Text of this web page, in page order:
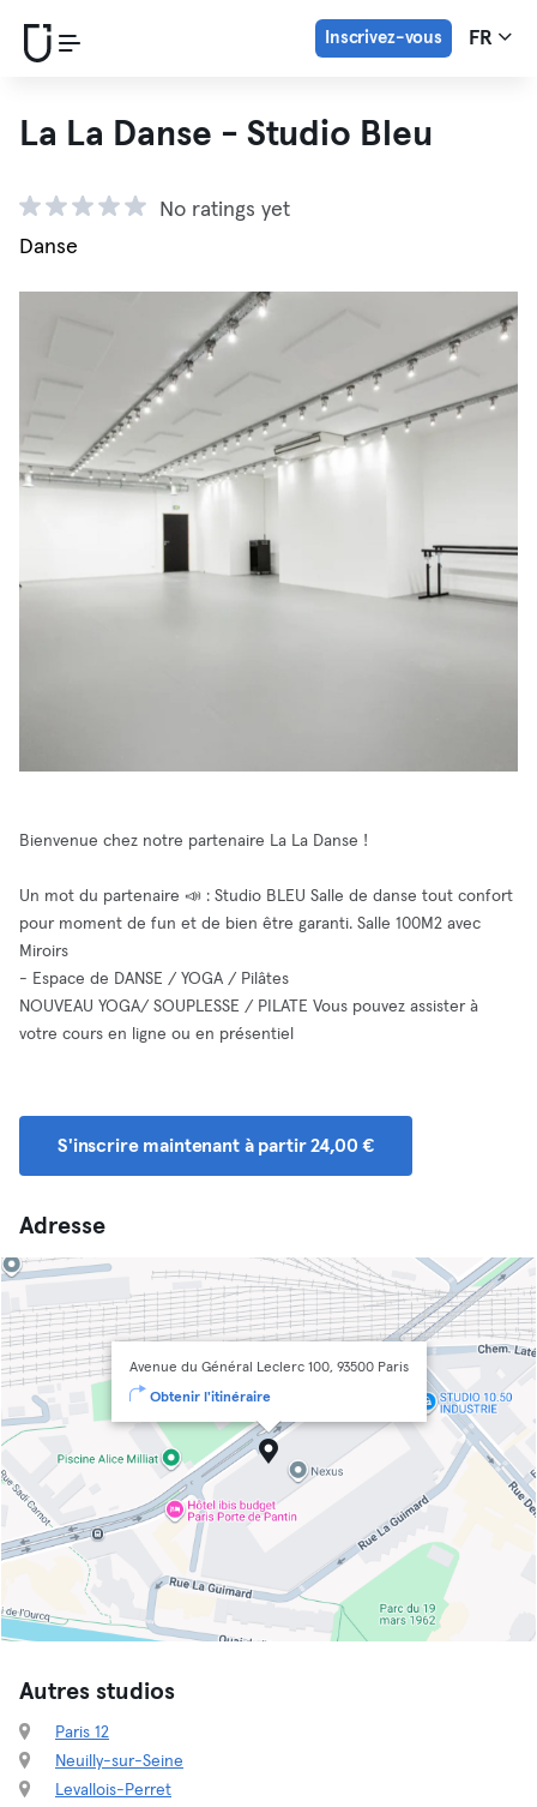
Inscrivez-vous FR
La La Danse - Studio Bleu
No ratings yet
Danse
Bienvenue chez notre partenaire La La Danse !
Un mot du partenaire 📣 : Studio BLEU Salle de danse tout confort
pour moment de fun et de bien être garanti. Salle 100M2 avec
Miroirs
- Espace de DANSE / YOGA / Pilâtes
NOUVEAU YOGA/ SOUPLESSE / PILATE Vous pouvez assister à
votre cours en ligne ou en présentiel
S'inscrire maintenant à partir 24,00 €
Adresse
Avenue du Général Leclerc 100, 93500 Paris
Obtenir l'itinéraire
Autres studios
Paris 12
Neuilly-sur-Seine
Levallois-Perret